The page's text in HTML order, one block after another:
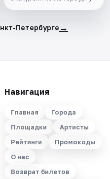
Петербурге →
Навигация
Главная
Города
Площадки
Артисты
Рейтинги
Промокоды
О нас
Возврат билетов